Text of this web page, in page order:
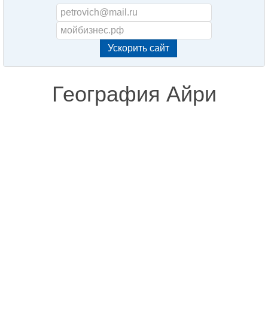
География Айри